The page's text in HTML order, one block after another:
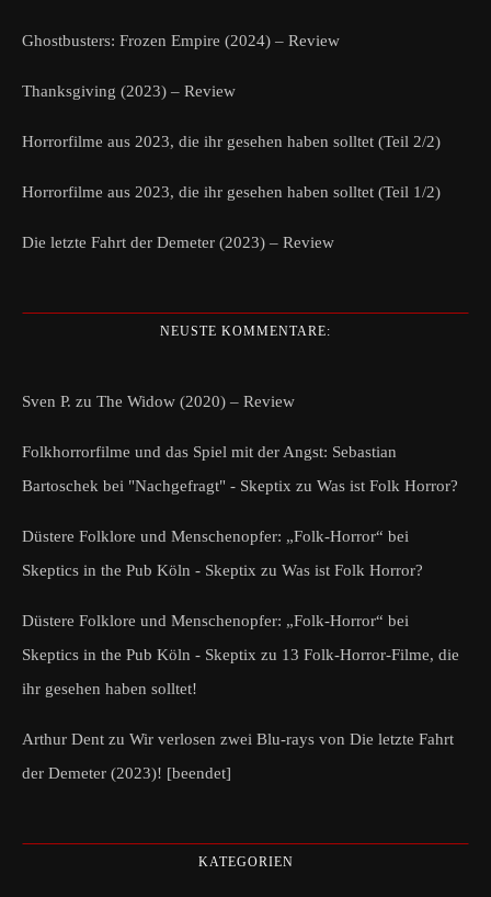
Ghostbusters: Frozen Empire (2024) – Review
Thanksgiving (2023) – Review
Horrorfilme aus 2023, die ihr gesehen haben solltet (Teil 2/2)
Horrorfilme aus 2023, die ihr gesehen haben solltet (Teil 1/2)
Die letzte Fahrt der Demeter (2023) – Review
NEUSTE KOMMENTARE:
Sven P. zu The Widow (2020) – Review
Folkhorrorfilme und das Spiel mit der Angst: Sebastian
Bartoschek bei "Nachgefragt" - Skeptix zu Was ist Folk Horror?
Düstere Folklore und Menschenopfer: „Folk-Horror“ bei
Skeptics in the Pub Köln - Skeptix zu Was ist Folk Horror?
Düstere Folklore und Menschenopfer: „Folk-Horror“ bei
Skeptics in the Pub Köln - Skeptix zu 13 Folk-Horror-Filme, die
ihr gesehen haben solltet!
Arthur Dent zu Wir verlosen zwei Blu-rays von Die letzte Fahrt
der Demeter (2023)! [beendet]
KATEGORIEN